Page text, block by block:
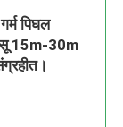
पिघल
15m-30m